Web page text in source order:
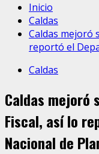
Inicio
Caldas
Caldas mejoró
reportó el
Caldas
Caldas mejoró
Fiscal, así lo
Nacional de